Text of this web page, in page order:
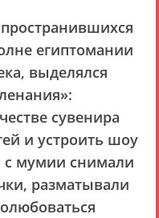
египтомании
выделялся
сувенира
и устроить шоу
с мумии снимали
разматывали